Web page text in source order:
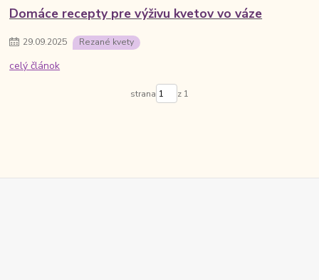
Domáce recepty pre výživu kvetov vo váze
29.09.2025 Rezané kvety
celý článok
strana z 1